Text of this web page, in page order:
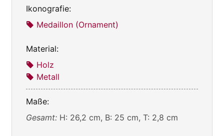
Ikonografie:
Medaillon (Ornament)
Material:
Holz
Metall
Maße:
Gesamt: H: 26,2 cm, B: 25 cm, T: 2,8 cm